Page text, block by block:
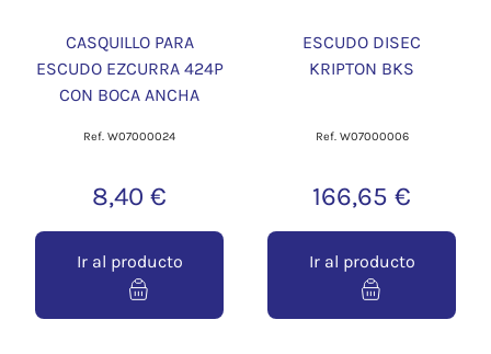
CASQUILLO PARA
ESCUDO EZCURRA 424P
CON BOCA ANCHA
Ref. W07000024
8,40 €
Ir al producto
ESCUDO DISEC
KRIPTON BKS
Ref. W07000006
166,65 €
Ir al producto